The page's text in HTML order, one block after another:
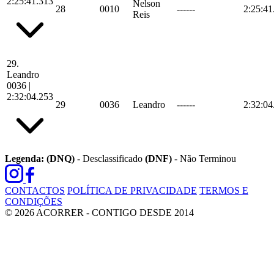
28 0010
Nelson
Reis
------
29.
Leandro
0036 |
2:32:04.253
29 0036 Leandro ------
Legenda: (DNQ) - Desclassificado (DNF) - Não Terminou
CONTACTOS POLÍTICA DE PRIVACIDADE TERMOS E
CONDIÇÕES
© 2026 ACORRER - CONTIGO DESDE 2014